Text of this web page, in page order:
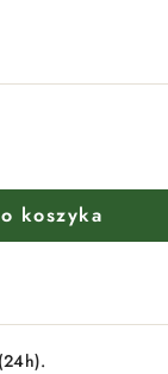
koszyka